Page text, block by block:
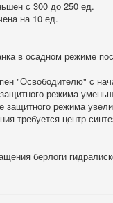
с 300 до 250 ед.
на 10 ед.
в осадном режиме
"Освободителю" с
режима
режима
требуется центр
берлоги